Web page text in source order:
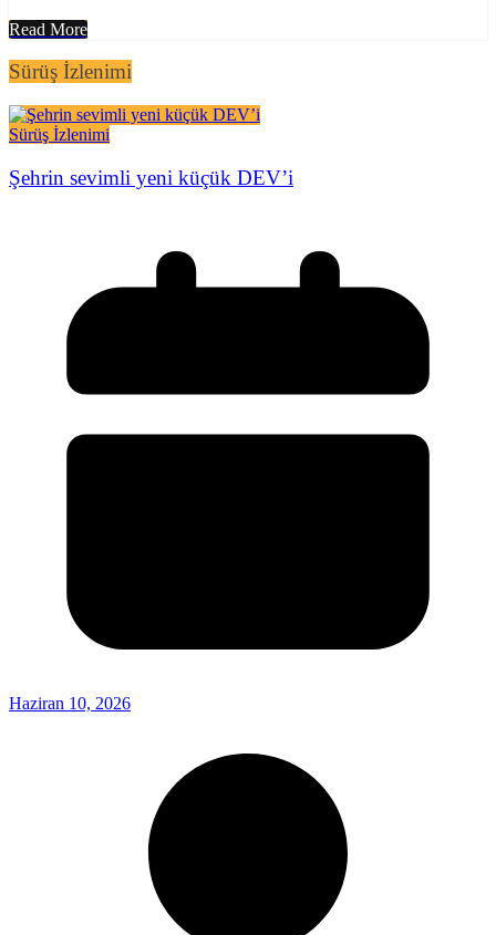
Read More
Sürüş İzlenimi
Sürüş İzlenimi
Şehrin sevimli yeni küçük DEV’i
Haziran 10, 2026